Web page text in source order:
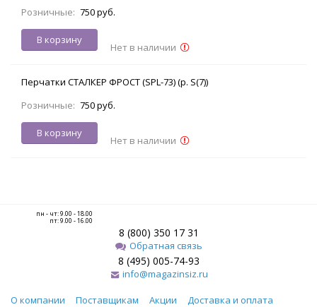
Розничные: 750 руб.
В корзину
Нет в наличии
Перчатки СТАЛКЕР ФРОСТ (SPL-73) (р. S(7))
Розничные: 750 руб.
В корзину
Нет в наличии
пн - чт: 9.00 - 18.00
пт: 9.00 - 16.00
8 (800) 350 17 31
Обратная связь
8 (495) 005-74-93
info@magazinsiz.ru
О компании Поставщикам Акции Доставка и оплата